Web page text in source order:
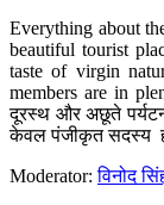
Everything about
beautiful tourist
taste of virgin
members are in
दूरस्थ और अछूते
केवल पंजीकृत सदस्य
Moderator:विनोद